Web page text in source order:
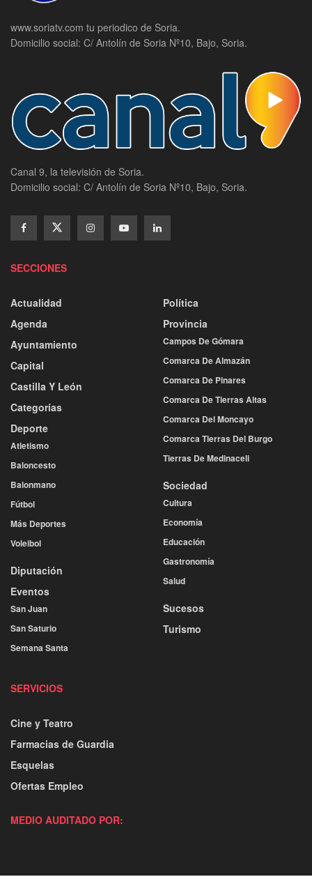
www.soriatv.com tu periodico de Soria.
Domicilio social: C/ Antolín de Soria Nº10, Bajo, Soria.
Canal 9, la televisión de Soria.
Domicilio social: C/ Antolín de Soria Nº10, Bajo, Soria.
SECCIONES
Actualidad
Agenda
Ayuntamiento
Capital
Castilla Y León
Categorías
Deporte
Atletismo
Baloncesto
Balonmano
Fútbol
Más Deportes
Voleibol
Diputación
Eventos
San Juan
San Saturio
Semana Santa
Política
Provincia
Campos De Gómara
Comarca De Almazán
Comarca De Pinares
Comarca De Tierras Altas
Comarca Del Moncayo
Comarca Tierras Del Burgo
Tierras De Medinaceli
Sociedad
Cultura
Economía
Educación
Gastronomía
Salud
Sucesos
Turismo
SERVICIOS
Cine y Teatro
Farmacias de Guardia
Esquelas
Ofertas Empleo
MEDIO AUDITADO POR: